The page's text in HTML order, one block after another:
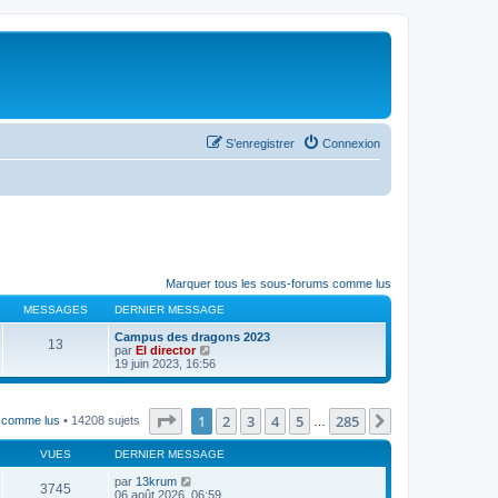
Connexion
S’enregistrer
Marquer tous les sous-forums comme lus
MESSAGES DERNIER MESSAGE
13
Campus des dragons 2023
par El director
o
i
e
r
n
19 juin 2023, 16:56
lus • 14208 sujets Page sur285
1 2 3 4 5 285
VUES DERNIER MESSAGE
3745 par 13krum
06 août 2026, 06:59